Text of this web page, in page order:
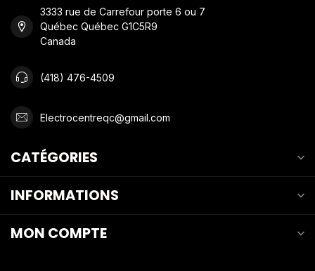
3333 rue de Carrefour porte 6 ou 7
Québec Québec G1C5R9
Canada
(418) 476-4509
Electrocentreqc@gmail.com
CATÉGORIES
INFORMATIONS
MON COMPTE